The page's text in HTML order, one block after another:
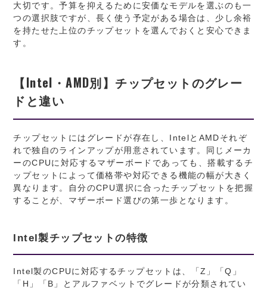
大切です。予算を抑えるために安価なモデルを選ぶのも一
つの選択肢ですが、長く使う予定がある場合は、少し余裕
を持たせた上位のチップセットを選んでおくと安心できま
す。
【Intel・AMD別】チップセットのグレー
ドと違い
チップセットにはグレードが存在し、IntelとAMDそれぞ
れで独自のラインアップが用意されています。同じメーカ
ーのCPUに対応するマザーボードであっても、搭載するチ
ップセットによって価格帯や対応できる機能の幅が大きく
異なります。自分のCPU選択に合ったチップセットを把握
することが、マザーボード選びの第一歩となります。
Intel製チップセットの特徴
Intel製のCPUに対応するチップセットは、「Z」「Q」
「H」「B」とアルファベットでグレードが分類されてい